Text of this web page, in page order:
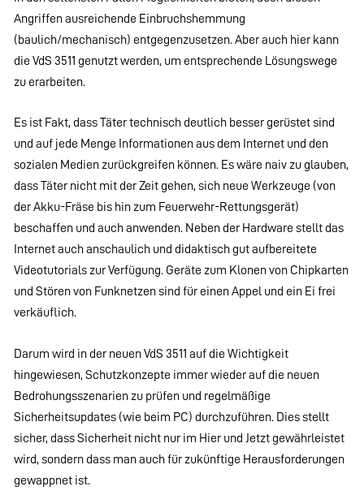
Angriffen ausreichende Einbruchshemmung
(baulich/mechanisch) entgegenzusetzen. Aber auch hier kann
die VdS 3511 genutzt werden, um entsprechende Lösungswege
zu erarbeiten.
Es ist Fakt, dass Täter technisch deutlich besser gerüstet sind
und auf jede Menge Informationen aus dem Internet und den
sozialen Medien zurückgreifen können. Es wäre naiv zu glauben,
dass Täter nicht mit der Zeit gehen, sich neue Werkzeuge (von
der Akku-Fräse bis hin zum Feuerwehr-Rettungsgerät)
beschaffen und auch anwenden. Neben der Hardware stellt das
Internet auch anschaulich und didaktisch gut aufbereitete
Videotutorials zur Verfügung. Geräte zum Klonen von Chipkarten
und Stören von Funknetzen sind für einen Appel und ein Ei frei
verkäuflich.
Darum wird in der neuen VdS 3511 auf die Wichtigkeit
hingewiesen, Schutzkonzepte immer wieder auf die neuen
Bedrohungsszenarien zu prüfen und regelmäßige
Sicherheitsupdates (wie beim PC) durchzuführen. Dies stellt
sicher, dass Sicherheit nicht nur im Hier und Jetzt gewährleistet
wird, sondern dass man auch für zukünftige Herausforderungen
gewappnet ist.